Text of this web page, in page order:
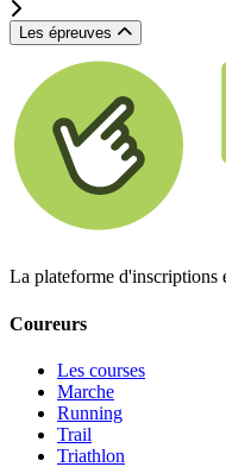
Les épreuves
La plateforme d'inscriptions
Coureurs
Les courses
Marche
Running
Trail
Triathlon